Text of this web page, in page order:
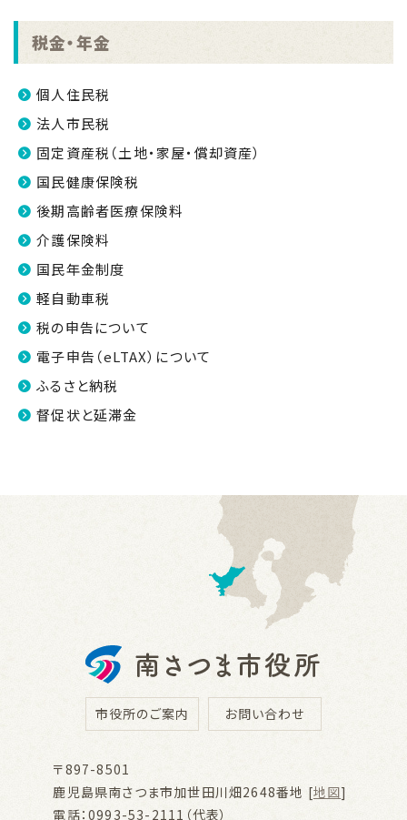
税金・年金
個人住民税
法人市民税
固定資産税（土地・家屋・償却資産）
国民健康保険税
後期高齢者医療保険料
介護保険料
国民年金制度
軽自動車税
税の申告について
電子申告（eLTAX）について
ふるさと納税
督促状と延滞金
市役所のご案内 お問い合わせ
〒897-8501
鹿児島県南さつま市加世田川畑2648番地 [地図]
電話：0993-53-2111（代表）